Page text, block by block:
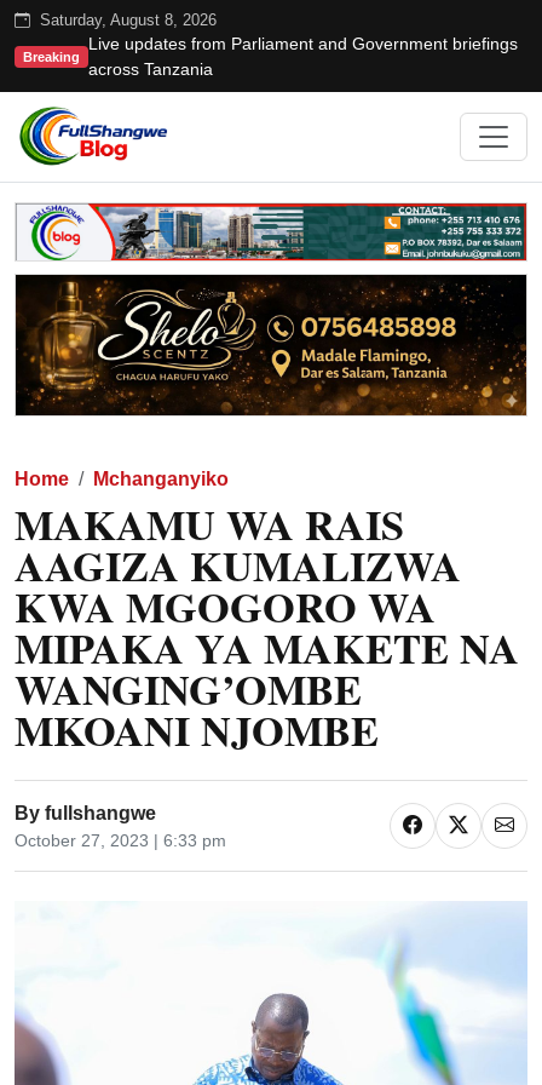
Saturday, August 8, 2026
Breaking
Live updates from Parliament and Government briefings
across Tanzania
Home Mchanganyiko
MAKAMU WA RAIS
AAGIZA KUMALIZWA
KWA MGOGORO WA
MIPAKA YA MAKETE NA
WANGING’OMBE
MKOANI NJOMBE
By fullshangwe
October 27, 2023 | 6:33 pm